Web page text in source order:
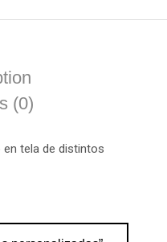
(0)
en tela de distintos